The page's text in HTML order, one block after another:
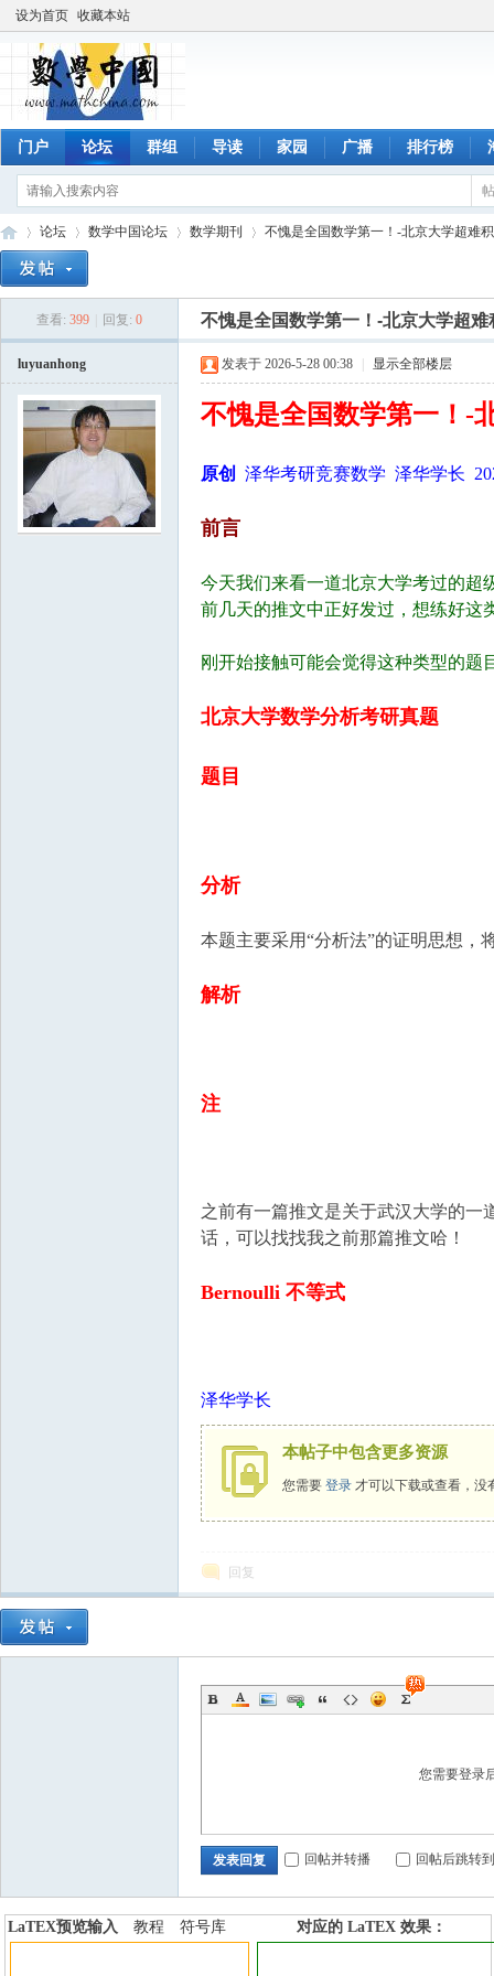
设为首页 收藏本站
门户 论坛 群组 导读 家园 广播 排行榜
论坛
›
数学中国论坛 数学期刊
›
不愧是全国数学第一！-北京大学超难
查看: 399 回复: 0 不愧是全国数学第一！-北京大学超
luyuanhong 发表于 2026-5-28 00:38 显示全部楼层
不愧是全国数学第一！-
原创 泽华考研竞赛数学 泽华学长
前言
今天我们来看一道北京大学考过的超
前几天的推文中正好发过，想练好这
刚开始接触可能会觉得这种类型的
北京大学数学分析考研真题
题目
分析
本题主要采用“分析法”的证明思想，
解析
注
之前有一篇推文是关于武汉大学的一
话，可以找找我之前那篇推文哈！
Bernoulli 不等式
泽华学长
本帖子中包含更多资源
您需要 登录 才可以下载或查看，没
回复
您需要登录
发表回复 回帖并转播 回帖后跳转
LaTEX预览输入 教程
符号库
对应的 LaTEX 效果：